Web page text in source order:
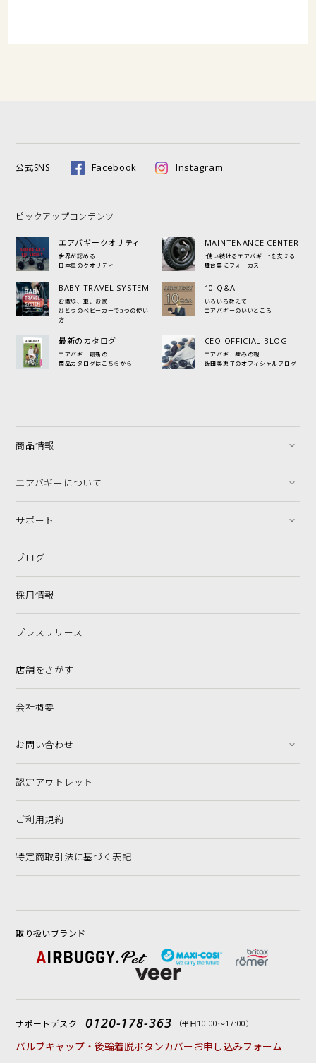
公式SNS Facebook Instagram
ピックアップコンテンツ
エアバギークオリティ
世界が認める
日本車のクオリティ
MAINTENANCE CENTER
"使い続けるエアバギー"を支える
舞台裏にフォーカス
BABY TRAVEL SYSTEM
お散歩、車、お家
ひとつのベビーカーで3つの使い
方
10 Q&A
いろいろ教えて
エアバギーのいいところ
最新のカタログ
エアバギー最新の
商品カタログはこちらから
CEO OFFICIAL BLOG
エアバギー産みの親
飯田美恵子のオフィシャルブログ
商品情報
エアバギーについて
サポート
ブログ
採用情報
プレスリリース
店舗をさがす
会社概要
お問い合わせ
認定アウトレット
ご利用規約
特定商取引法に基づく表記
取り扱いブランド
サポートデスク 0120-178-363 （平日10:00〜17:00）
バルブキャップ・後輪着脱ボタンカバーお申し込みフォーム